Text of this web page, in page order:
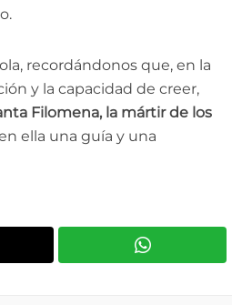
recordándonos que, en la
y la capacidad de creer,
Filomena, la mártir de los
ella una guía y una